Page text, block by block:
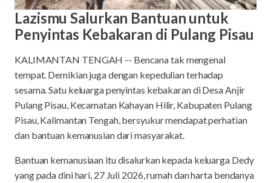
Lazismu Salurkan Bantuan untuk
Penyintas Kebakaran di Pulang Pisau
KALIMANTAN TENGAH -- Bencana tak mengenal
tempat. Demikian juga dengan kepedulian terhadap
sesama. Satu keluarga penyintas kebakaran di Desa Anjir
Pulang Pisau, Kecamatan Kahayan Hilir, Kabupaten Pulang
Pisau, Kalimantan Tengah, bersyukur mendapat perhatian
dan bantuan kemanusian dari masyarakat.
Bantuan kemanusiaan itu disalurkan kepada keluarga Dedy
yang pada dini hari, 27 Juli 2026, rumah dan harta bendanya